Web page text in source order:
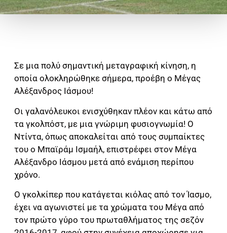
Σε μια πολύ σημαντική μεταγραφική κίνηση, η
οποία ολοκληρώθηκε σήμερα, προέβη ο Μέγας
Αλέξανδρος Ιάσμου!
Οι γαλανόλευκοι ενισχύθηκαν πλέον και κάτω από
τα γκολπόστ, με μια γνώριμη φυσιογνωμία! Ο
Ντίντα, όπως αποκαλείται από τους συμπαίκτες
του ο Μπαϊράμ Ισμαήλ, επιστρέφει στον Μέγα
Αλέξανδρο Ιάσμου μετά από ενάμιση περίπου
χρόνο.
Ο γκολκίπερ που κατάγεται κιόλας από τον Ίασμο,
έχει να αγωνιστεί με τα χρώματα του Μέγα από
τον πρώτο γύρο του πρωταθλήματος της σεζόν